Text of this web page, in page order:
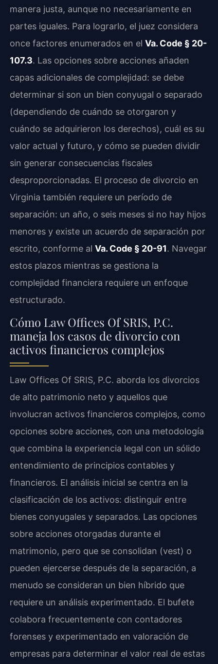
manera justa, aunque no necesariamente en
partes iguales. Para lograrlo, el juez considera
once factores enumerados en el Va. Code § 20-
107.3. Las opciones sobre acciones añaden
capas adicionales de complejidad: se debe
determinar si son un bien conyugal o separado
(dependiendo de cuándo se otorgaron y
cuándo se adquirieron los derechos), cuál es su
valor actual y futuro, y cómo se pueden dividir
sin generar consecuencias fiscales
desproporcionadas. El proceso de divorcio en
Virginia también requiere un período de
separación: un año, o seis meses si no hay hijos
menores y existe un acuerdo de separación por
escrito, conforme al Va. Code § 20-91. Navegar
estos plazos mientras se gestiona la
complejidad financiera requiere un enfoque
estructurado.
Cómo Law Offices Of SRIS, P.C.
maneja los casos de divorcio con
activos financieros complejos
Law Offices Of SRIS, P.C. aborda los divorcios
de alto patrimonio neto y aquellos que
involucran activos financieros complejos, como
opciones sobre acciones, con una metodología
que combina la experiencia legal con un sólido
entendimiento de principios contables y
financieros. El análisis inicial se centra en la
clasificación de los activos: distinguir entre
bienes conyugales y separados. Las opciones
sobre acciones otorgadas durante el
matrimonio, pero que se consolidan (vest) o
pueden ejercerse después de la separación, a
menudo se consideran un bien híbrido que
requiere un análisis experimentado. El bufete
colabora frecuentemente con contadores
forenses y experimentado en valoración de
empresas para determinar el valor real de estas